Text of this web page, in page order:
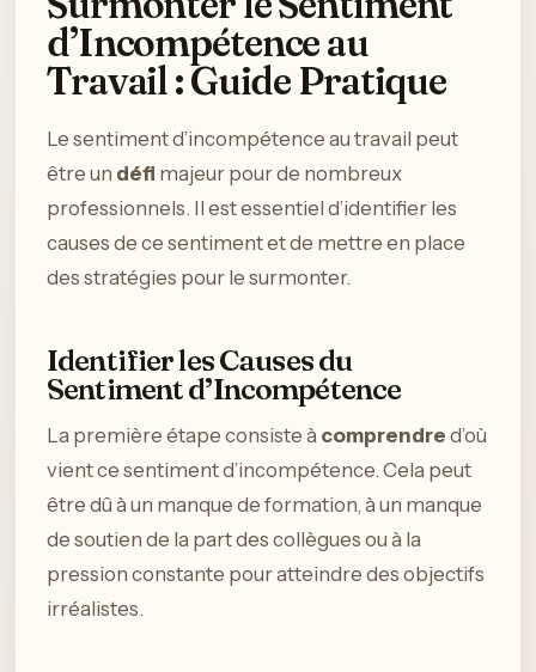
d’Incompétence au
Travail : Guide Pratique
Le sentiment d’incompétence au travail peut
être un défi majeur pour de nombreux
professionnels. Il est essentiel d’identifier les
causes de ce sentiment et de mettre en place
des stratégies pour le surmonter.
Identifier les Causes du
Sentiment d’Incompétence
La première étape consiste à comprendre d’où
vient ce sentiment d’incompétence. Cela peut
être dû à un manque de formation, à un manque
de soutien de la part des collègues ou à la
pression constante pour atteindre des objectifs
irréalistes.